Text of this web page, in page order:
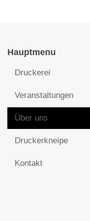
Hauptmenu
Druckerei
Veranstaltungen
Über uns
Druckerkneipe
Kontakt